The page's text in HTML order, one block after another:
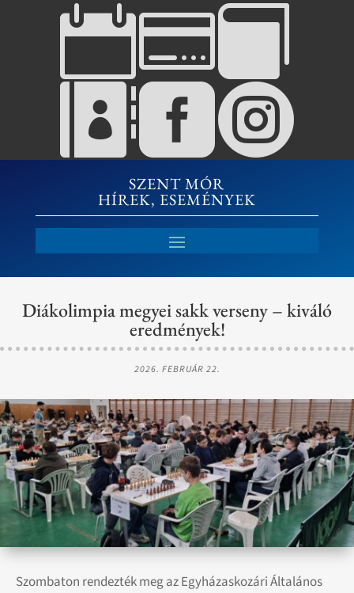


SZENT MÓR
HÍREK, ESEMÉNYEK
Diákolimpia megyei sakk verseny – kiváló
eredmények!
2026. FEBRUÁR 22.
Szombaton rendezték meg az Egyházaskozári Általános